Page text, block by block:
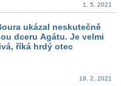
1. 5. 2021
ukázal neskutečně
dceru Agátu. Je velmi
říká hrdý otec
18. 2. 2021